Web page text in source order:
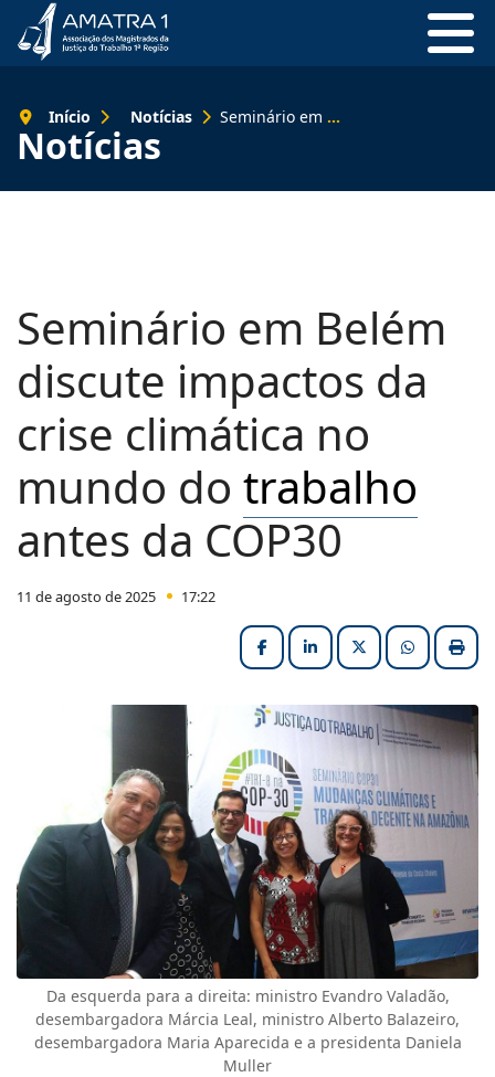
Notícias
Início Notícias Seminário em Belém discute impactos da crise climática no mundo do trabalho antes da COP30
Seminário em Belém
discute impactos da
crise climática no
mundo do trabalho
antes da COP30
11 de agosto de 2025 17:22
FacebookLinkedInX (formerly
Da esquerda para a direita: ministro Evandro Valadão,
desembargadora Márcia Leal, ministro Alberto Balazeiro,
desembargadora Maria Aparecida e a presidenta Daniela
Muller